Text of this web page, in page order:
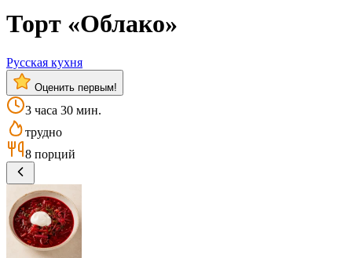
Торт «Облако»
Русская кухня
Оценить первым!
3 часа 30 мин.
трудно
8 порций